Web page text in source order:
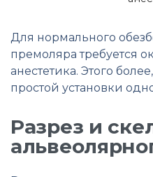
Для нормального
премоляра требуется
анестетика. Этого
простой установки
Разрез и